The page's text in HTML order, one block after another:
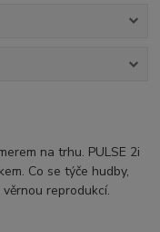
na trhu. PULSE 2i
Co se týče hudby,
reprodukcí.